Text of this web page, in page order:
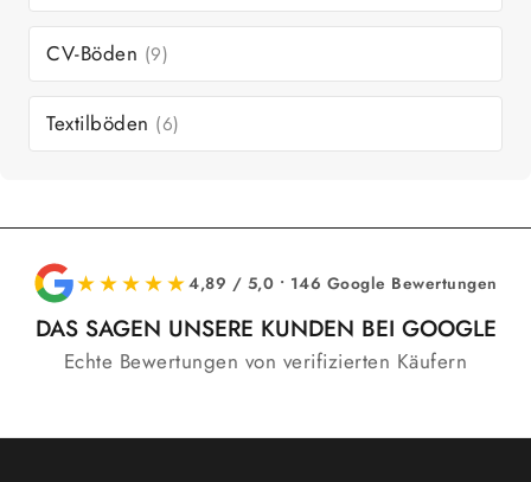
CV-Böden (9)
Textilböden (6)
★★★★★4,89 / 5,0 • 146 Google Bewertungen
DAS SAGEN UNSERE KUNDEN BEI GOOGLE
Echte Bewertungen von verifizierten Käufern